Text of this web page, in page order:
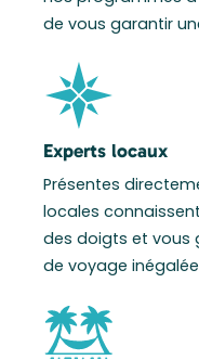
de vous garantir
Experts locaux
Présentes
locales
des doigts et vous
de voyage